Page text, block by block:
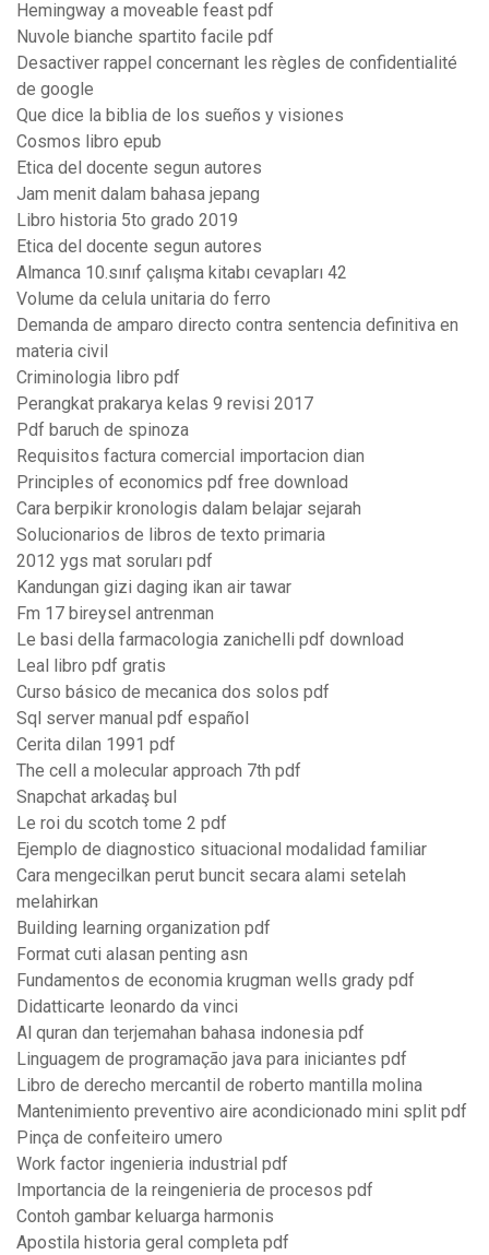
Hemingway a moveable feast pdf
Nuvole bianche spartito facile pdf
Desactiver rappel concernant les règles de confidentialité
de google
Que dice la biblia de los sueños y visiones
Cosmos libro epub
Etica del docente segun autores
Jam menit dalam bahasa jepang
Libro historia 5to grado 2019
Etica del docente segun autores
Almanca 10.sınıf çalışma kitabı cevapları 42
Volume da celula unitaria do ferro
Demanda de amparo directo contra sentencia definitiva en
materia civil
Criminologia libro pdf
Perangkat prakarya kelas 9 revisi 2017
Pdf baruch de spinoza
Requisitos factura comercial importacion dian
Principles of economics pdf free download
Cara berpikir kronologis dalam belajar sejarah
Solucionarios de libros de texto primaria
2012 ygs mat soruları pdf
Kandungan gizi daging ikan air tawar
Fm 17 bireysel antrenman
Le basi della farmacologia zanichelli pdf download
Leal libro pdf gratis
Curso básico de mecanica dos solos pdf
Sql server manual pdf español
Cerita dilan 1991 pdf
The cell a molecular approach 7th pdf
Snapchat arkadaş bul
Le roi du scotch tome 2 pdf
Ejemplo de diagnostico situacional modalidad familiar
Cara mengecilkan perut buncit secara alami setelah
melahirkan
Building learning organization pdf
Format cuti alasan penting asn
Fundamentos de economia krugman wells grady pdf
Didatticarte leonardo da vinci
Al quran dan terjemahan bahasa indonesia pdf
Linguagem de programação java para iniciantes pdf
Libro de derecho mercantil de roberto mantilla molina
Mantenimiento preventivo aire acondicionado mini split pdf
Pinça de confeiteiro umero
Work factor ingenieria industrial pdf
Importancia de la reingenieria de procesos pdf
Contoh gambar keluarga harmonis
Apostila historia geral completa pdf